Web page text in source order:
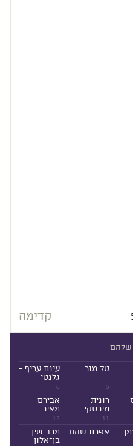
קדימה
שלהם
5
טל מור
6
עינת עריף -
גלנטי
11
רונית
מירסקי
12
אבירם
מאיר
אפרת שהם
מרב שין
בן־אלון